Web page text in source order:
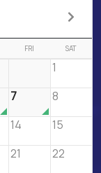
FRI SAT
1
7
8
14
15
21
22